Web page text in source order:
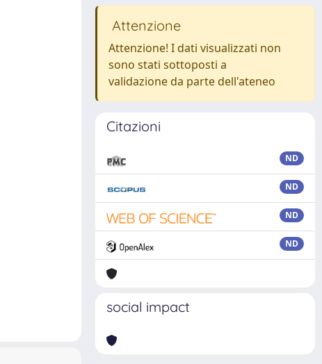
Attenzione
Attenzione! I dati visualizzati non
sono stati sottoposti a
validazione da parte dell'ateneo
Citazioni
ND
ND
ND
ND
social impact